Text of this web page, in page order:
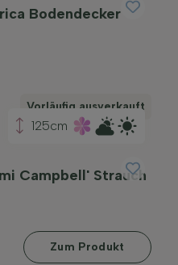
Bodendecker
Vorläufig ausverkauft
125cm
Campbell' Strauch
Zum Produkt